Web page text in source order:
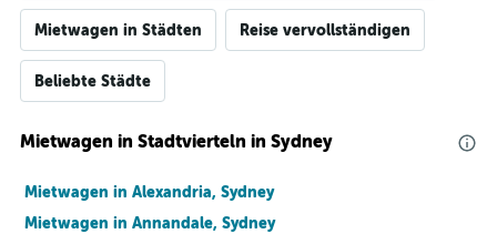
Mietwagen in Städten Reise vervollständigen
Beliebte Städte
Mietwagen in Stadtvierteln in Sydney
Mietwagen in Alexandria, Sydney
Mietwagen in Annandale, Sydney